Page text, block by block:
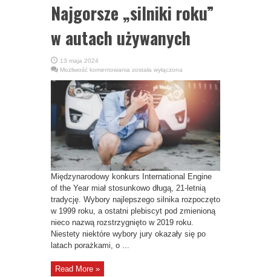
Najgorsze „silniki roku”
w autach używanych
13 maja 2024
Możliwość komentowania Najgorsze
roku”
w
autach
używanych
została wyłączona
Międzynarodowy konkurs International Engine
of the Year miał stosunkowo długą, 21-letnią
tradycję. Wybory najlepszego silnika rozpoczęto
w 1999 roku, a ostatni plebiscyt pod zmienioną
nieco nazwą rozstrzygnięto w 2019 roku.
Niestety niektóre wybory jury okazały się po
latach porażkami, o ...
Read More »